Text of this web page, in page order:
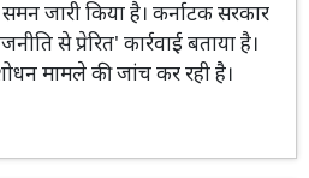
को लेकर प्रवर्तन निदेशालय
हारिस नलपाद और उमर फारूक
जारी किया है। कर्नाटक सरकार
से प्रेरित' कार्रवाई बताया है।
मामले की जांच कर रही है।